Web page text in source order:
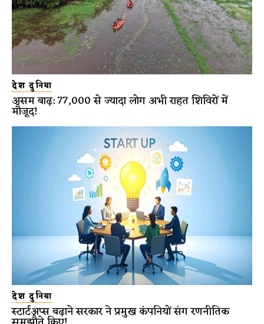
देश दुनिया
असम बाढ़: 77,000 से ज्यादा लोग अभी राहत शिविरों में
मौजूद!
देश दुनिया
स्टार्टअप्स बढ़ाने सरकार ने प्रमुख कंपनियों संग रणनीतिक